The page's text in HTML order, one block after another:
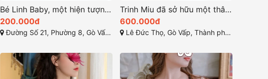
Bé Linh Baby, một hiện tượng hotgirl mới nổi ở gò vấp
200.000đ
Đường Số 21, Phường 8, Gò Vấp, Hồ Chí Minh
Trinh Miu đã sở hữu một thân hình quyến rũ
600.000đ
Lê Đức Thọ, Gò Vấp, Thành phố Hồ Chí Minh